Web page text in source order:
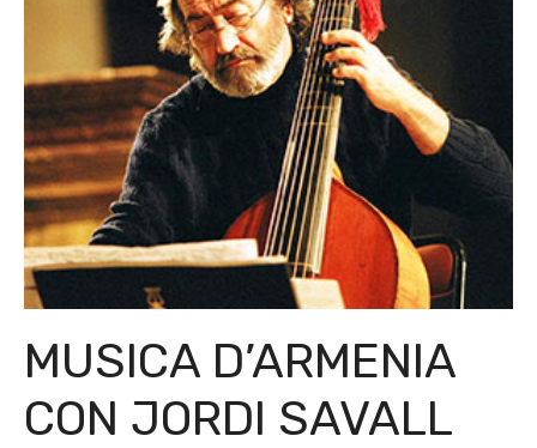
MUSICA D’ARMENIA
CON JORDI SAVALL